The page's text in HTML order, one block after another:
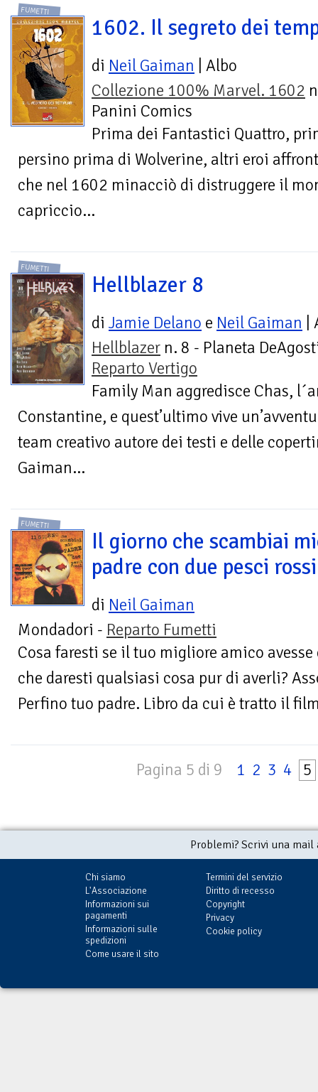
FUMETTI
1602. Il segreto dei
di Neil Gaiman | Albo
Collezione 100% Marvel. 1602
Panini Comics
Prima dei Fantastici Quattro,
persino prima di Wolverine, altri eroi
che nel 1602 minacciò di distruggere il
capriccio...
FUMETTI
Hellblazer 8
di Jamie Delano e Neil Gaiman
Hellblazer n. 8 - Planeta
Reparto Vertigo
Family Man aggredisce Chas,
Constantine, e quest’ultimo vive
team creativo autore dei testi e delle
Gaiman...
FUMETTI
Il giorno che scambiai
padre con due pesci rossi
di Neil Gaiman
Mondadori - Reparto Fumetti
Cosa faresti se il tuo migliore amico
che daresti qualsiasi cosa pur di averli?
Perfino tuo padre. Libro da cui è tratto il
Pagina 5 di 9 1 2 3 4 5
Problemi? Scrivi una
Chi siamo
L'Associazione
Informazioni sui
pagamenti
Informazioni sulle
spedizioni
Come usare il sito
Termini del servizio
Diritto di recesso
Copyright
Privacy
Cookie policy